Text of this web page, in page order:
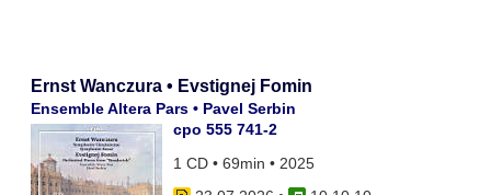
Ernst Wanczura • Evstignej Fomin
Ensemble Altera Pars • Pavel Serbin
cpo 555 741-2
1 CD • 69min • 2025